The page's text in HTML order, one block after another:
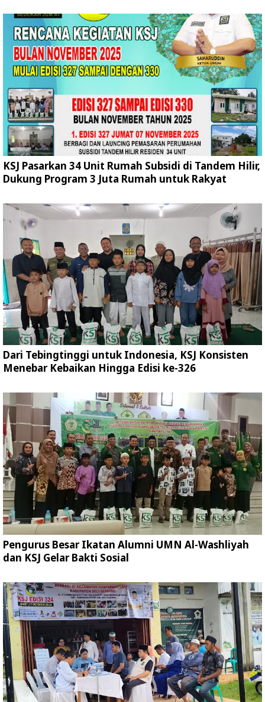
KSJ Pasarkan 34 Unit Rumah Subsidi di Tandem Hilir,
Dukung Program 3 Juta Rumah untuk Rakyat
Dari Tebingtinggi untuk Indonesia, KSJ Konsisten
Menebar Kebaikan Hingga Edisi ke-326
Pengurus Besar Ikatan Alumni UMN Al-Washliyah
dan KSJ Gelar Bakti Sosial